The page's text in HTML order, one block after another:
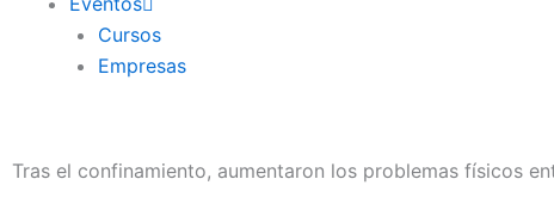
Cursos
Empresas
Tras el confinamiento, aumentaron los problemas físicos